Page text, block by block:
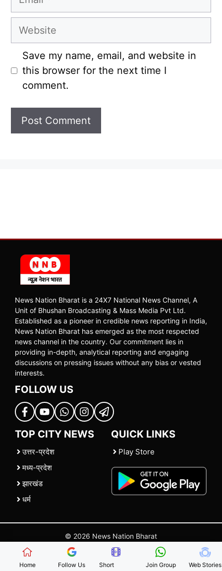
Website
Save my name, email, and website in
this browser for the next time I
comment.
News Nation Bharat is a 24X7 National News Channel, A
Unit of Bhushan Broadcasting & Mass Media Pvt Ltd.
Established as a pioneer in credible news reporting in India,
News Nation Bharat has emerged as the most respected
news channel in the country. Our commitment lies in
providing in-depth, analytical reporting and engaging
discussions on pressing issues without any bias or vested
interests.
FOLLOW US
TOP CITY NEWS
उत्तर-प्रदेश
मध्य-प्रदेश
झारखंड
धर्म
QUICK LINKS
Play Store
© 2026 News Nation Bharat
| |Contact Us |Policies Terms and Conditions
Home Follow Us Short Join Group Web Stories